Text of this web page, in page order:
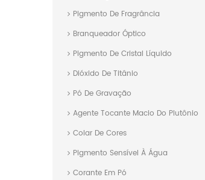
Pigmento De Fragrância
Branqueador Óptico
Pigmento De Cristal Líquido
Dióxido De Titânio
Pó De Gravação
Agente Tocante Macio Do Plutônio
Colar De Cores
Pigmento Sensível À Água
Corante Em Pó